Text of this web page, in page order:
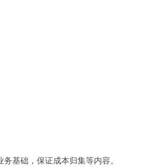
基础，保证成本归集等内容。